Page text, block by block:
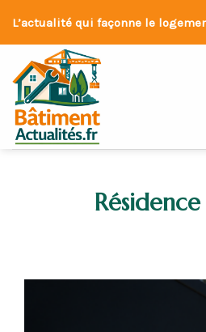
content
L’actualité qui façonne le